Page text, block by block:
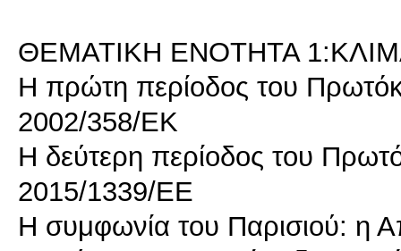
ΘΕΜΑΤΙΚΗ ΕΝΟΤΗΤΑ
Η πρώτη περίοδος του
2002/358/EΚ
Η δεύτερη περίοδος του
2015/1339/ΕΕ
Η συμφωνία του Παρισιού: η